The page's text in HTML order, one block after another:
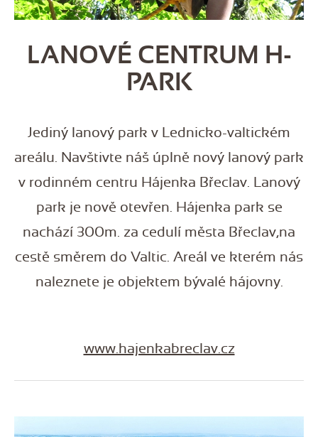
LANOVÉ CENTRUM H-
PARK
Jediný lanový park v Lednicko-valtickém
areálu. Navštivte náš úplně nový lanový park
v rodinném centru Hájenka Břeclav. Lanový
park je nově otevřen. Hájenka park se
nachází 300m. za cedulí města Břeclav,na
cestě směrem do Valtic. Areál ve kterém nás
naleznete je objektem bývalé hájovny.
www.hajenkabreclav.cz